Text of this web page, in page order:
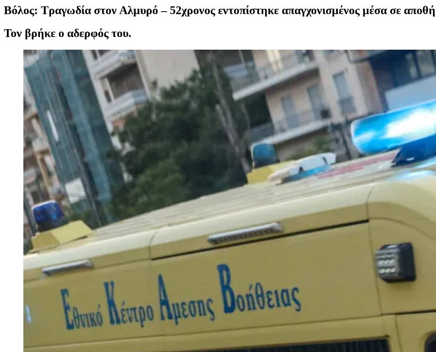
Βόλος: Τραγωδία στον Αλμυρό – 52χρονος εντοπίστηκε απαγχονισμένος μέσα σε
Τον βρήκε ο αδερφός του.